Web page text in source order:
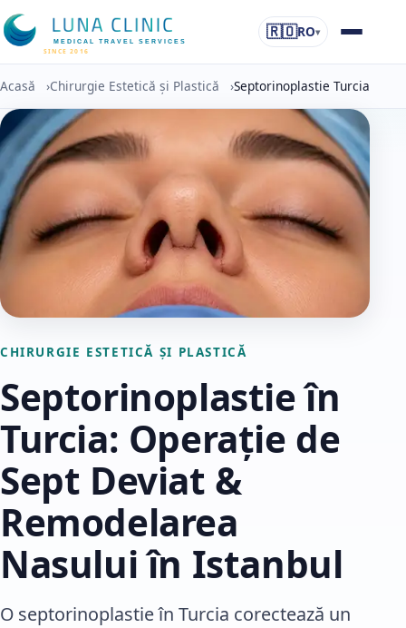
MEDICAL TRAVEL SERVICES
SINCE 2016
🇷🇴RO▾
Acasă ›Chirurgie Estetică și Plastică ›Septorinoplastie Turcia
CHIRURGIE ESTETICĂ ȘI PLASTICĂ
Septorinoplastie în
Turcia: Operație de
Sept Deviat &
Remodelarea
Nasului în Istanbul
O septorinoplastie în Turcia corectează un